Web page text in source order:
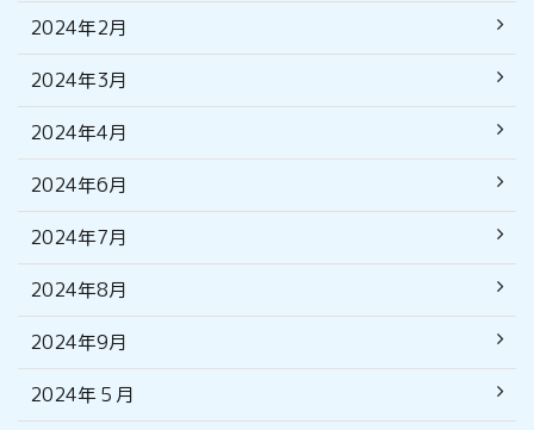
2024年2月
2024年3月
2024年4月
2024年6月
2024年7月
2024年8月
2024年9月
2024年５月